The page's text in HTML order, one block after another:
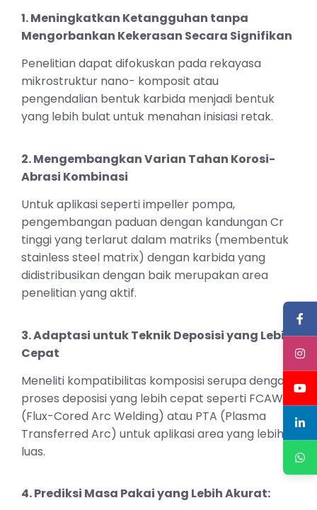
1. Meningkatkan Ketangguhan tanpa
Mengorbankan Kekerasan Secara Signifikan
Penelitian dapat difokuskan pada rekayasa
mikrostruktur nano- komposit atau
pengendalian bentuk karbida menjadi bentuk
yang lebih bulat untuk menahan inisiasi retak.
2. Mengembangkan Varian Tahan Korosi-
Abrasi Kombinasi
Untuk aplikasi seperti impeller pompa,
pengembangan paduan dengan kandungan Cr
tinggi yang terlarut dalam matriks (membentuk
stainless steel matrix) dengan karbida yang
didistribusikan dengan baik merupakan area
penelitian yang aktif.
3. Adaptasi untuk Teknik Deposisi yang Lebih
Cepat
Meneliti kompatibilitas komposisi serupa dengan
proses deposisi yang lebih cepat seperti FCAW
(Flux-Cored Arc Welding) atau PTA (Plasma
Transferred Arc) untuk aplikasi area yang lebih
luas.
4. Prediksi Masa Pakai yang Lebih Akurat: